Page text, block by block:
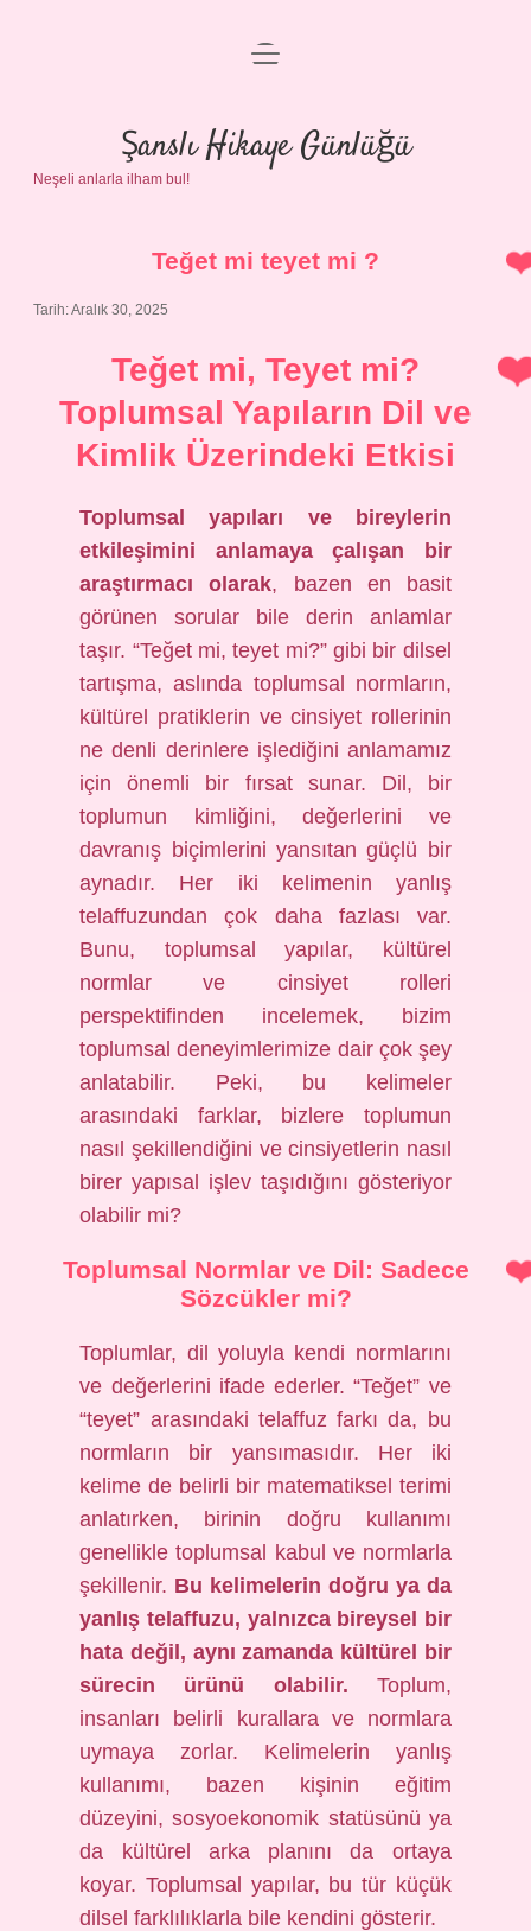
Anasayfa
Gizlilik Politikası
menüyü
Şanslı Hikaye Günlüğü
Neşeli anlarla ilham bul!
Teğet mi teyet mi ?
Tarih: Aralık 30, 2025
Teğet mi, Teyet mi?
Toplumsal Yapıların Dil ve
Kimlik Üzerindeki Etkisi
Toplumsal yapıları ve bireylerin
etkileşimini anlamaya çalışan bir
araştırmacı olarak, bazen en basit
görünen sorular bile derin anlamlar
taşır. “Teğet mi, teyet mi?” gibi bir dilsel
tartışma, aslında toplumsal normların,
kültürel pratiklerin ve cinsiyet rollerinin
ne denli derinlere işlediğini anlamamız
için önemli bir fırsat sunar. Dil, bir
toplumun kimliğini, değerlerini ve
davranış biçimlerini yansıtan güçlü bir
aynadır. Her iki kelimenin yanlış
telaffuzundan çok daha fazlası var.
Bunu, toplumsal yapılar, kültürel
normlar ve cinsiyet rolleri
perspektifinden incelemek, bizim
toplumsal deneyimlerimize dair çok şey
anlatabilir. Peki, bu kelimeler
arasındaki farklar, bizlere toplumun
nasıl şekillendiğini ve cinsiyetlerin nasıl
birer yapısal işlev taşıdığını gösteriyor
olabilir mi?
Toplumsal Normlar ve Dil: Sadece
Sözcükler mi?
Toplumlar, dil yoluyla kendi normlarını
ve değerlerini ifade ederler. “Teğet” ve
“teyet” arasındaki telaffuz farkı da, bu
normların bir yansımasıdır. Her iki
kelime de belirli bir matematiksel terimi
anlatırken, birinin doğru kullanımı
genellikle toplumsal kabul ve normlarla
şekillenir. Bu kelimelerin doğru ya da
yanlış telaffuzu, yalnızca bireysel bir
hata değil, aynı zamanda kültürel bir
sürecin ürünü olabilir. Toplum,
insanları belirli kurallara ve normlara
uymaya zorlar. Kelimelerin yanlış
kullanımı, bazen kişinin eğitim
düzeyini, sosyoekonomik statüsünü ya
da kültürel arka planını da ortaya
koyar. Toplumsal yapılar, bu tür küçük
dilsel farklılıklarla bile kendini gösterir.